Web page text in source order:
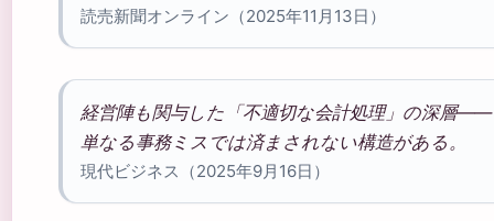
読売新聞オンライン（2025年11月13日）
経営陣も関与した「不適切な会計処理」の深層——
単なる事務ミスでは済まされない構造がある。
現代ビジネス（2025年9月16日）